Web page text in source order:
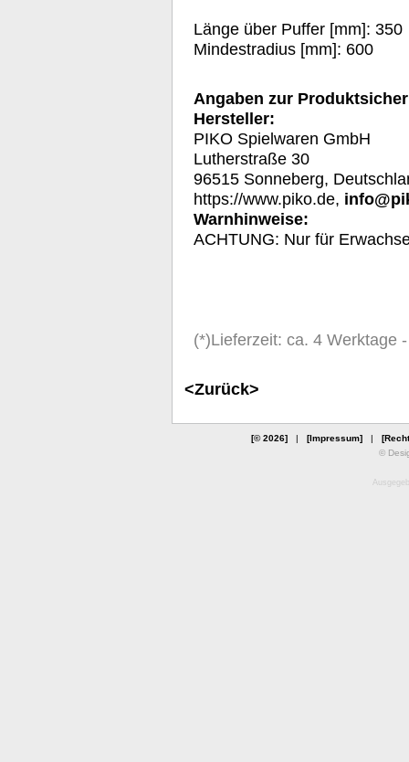
Länge über Puffer [mm]: 350
Mindestradius [mm]: 600
Angaben zur
Hersteller:
PIKO Spielwaren GmbH
Lutherstraße 30
96515 Sonneberg,
https://www.piko.de,
Warnhinweise:
ACHTUNG: Nur für
(*)Lieferzeit: ca. 4 Werktage
<Zurück>
[© 2026]| [Impressum]|
©